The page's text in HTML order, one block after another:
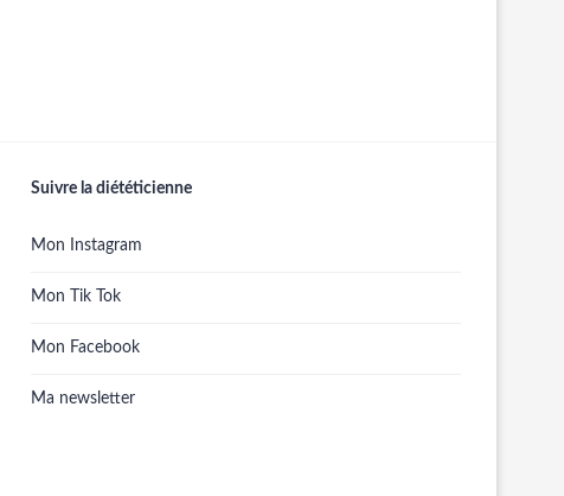
Suivre la diététicienne
Mon Instagram
Mon Tik Tok
Mon Facebook
Ma newsletter